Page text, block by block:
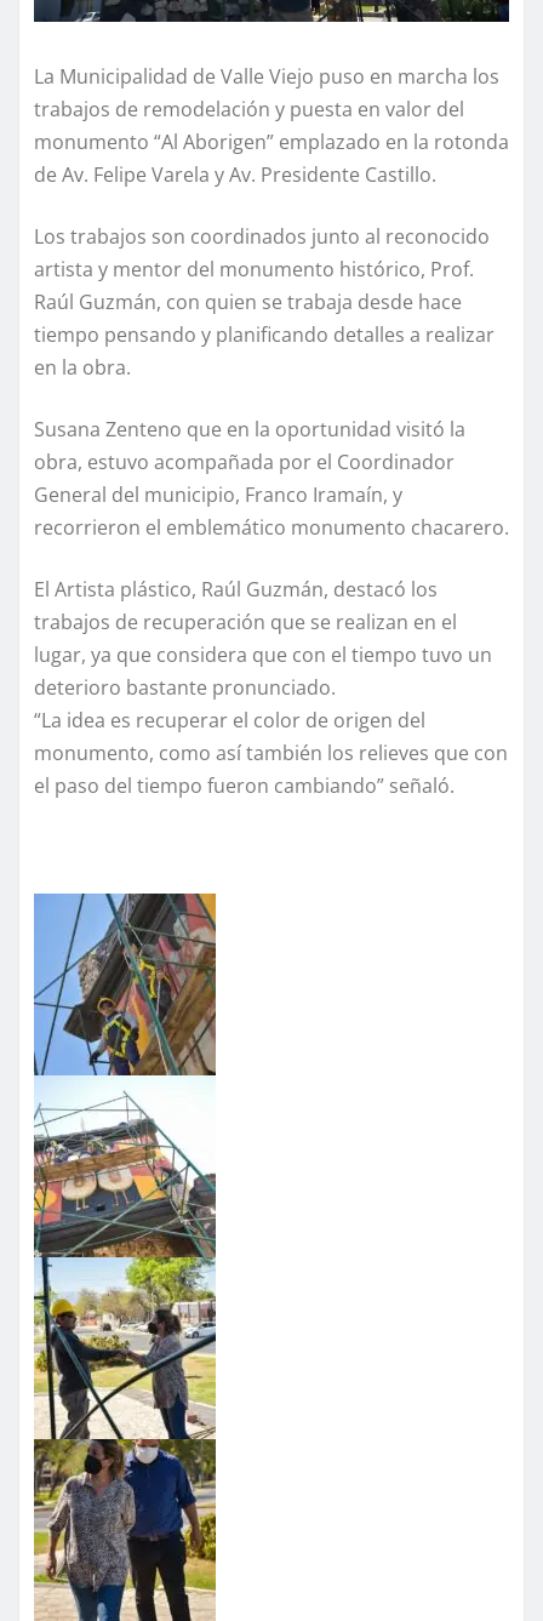
La Municipalidad de Valle Viejo puso en marcha los
trabajos de remodelación y puesta en valor del
monumento “Al Aborigen” emplazado en la rotonda
de Av. Felipe Varela y Av. Presidente Castillo.
Los trabajos son coordinados junto al reconocido
artista y mentor del monumento histórico, Prof.
Raúl Guzmán, con quien se trabaja desde hace
tiempo pensando y planificando detalles a realizar
en la obra.
Susana Zenteno que en la oportunidad visitó la
obra, estuvo acompañada por el Coordinador
General del municipio, Franco Iramaín, y
recorrieron el emblemático monumento chacarero.
El Artista plástico, Raúl Guzmán, destacó los
trabajos de recuperación que se realizan en el
lugar, ya que considera que con el tiempo tuvo un
deterioro bastante pronunciado.
“La idea es recuperar el color de origen del
monumento, como así también los relieves que con
el paso del tiempo fueron cambiando” señaló.